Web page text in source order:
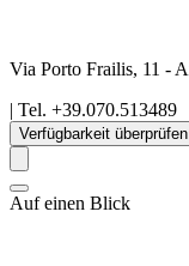
Via Porto Frailis, 11 -
| Tel. +39.070.513489
Verfügbarkeit überprüfen
Auf einen Blick